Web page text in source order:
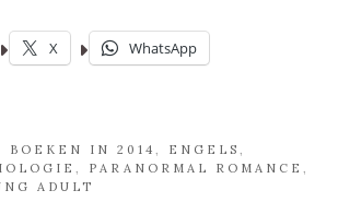
X WhatsApp
BOEKEN IN 2014 ENGELS
PARANORMAL ROMANCE
ADULT